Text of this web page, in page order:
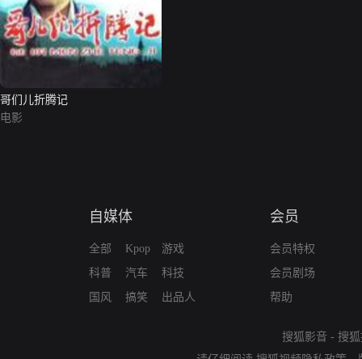
哥们儿折腾记
电影
自媒体
全部
科普
国风
Kpop
汽车
搞笑
游戏
科技
出品人
会员
会员特权
会员剧场
帮助
搜狐影音 - 搜